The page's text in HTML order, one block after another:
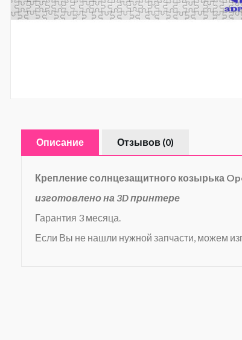
Описание Отзывов (0)
Крепление солнцезащитного козырька
изготовлено на 3D принтере
Гарантия 3 месяца.
Если Вы не нашли нужной запчасти, можем